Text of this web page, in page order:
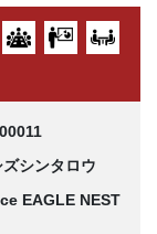
ズシンタロウ
EAGLE NEST